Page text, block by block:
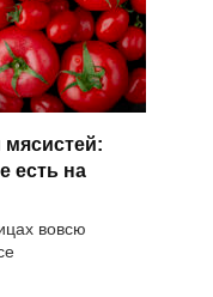
есть на
вовсю